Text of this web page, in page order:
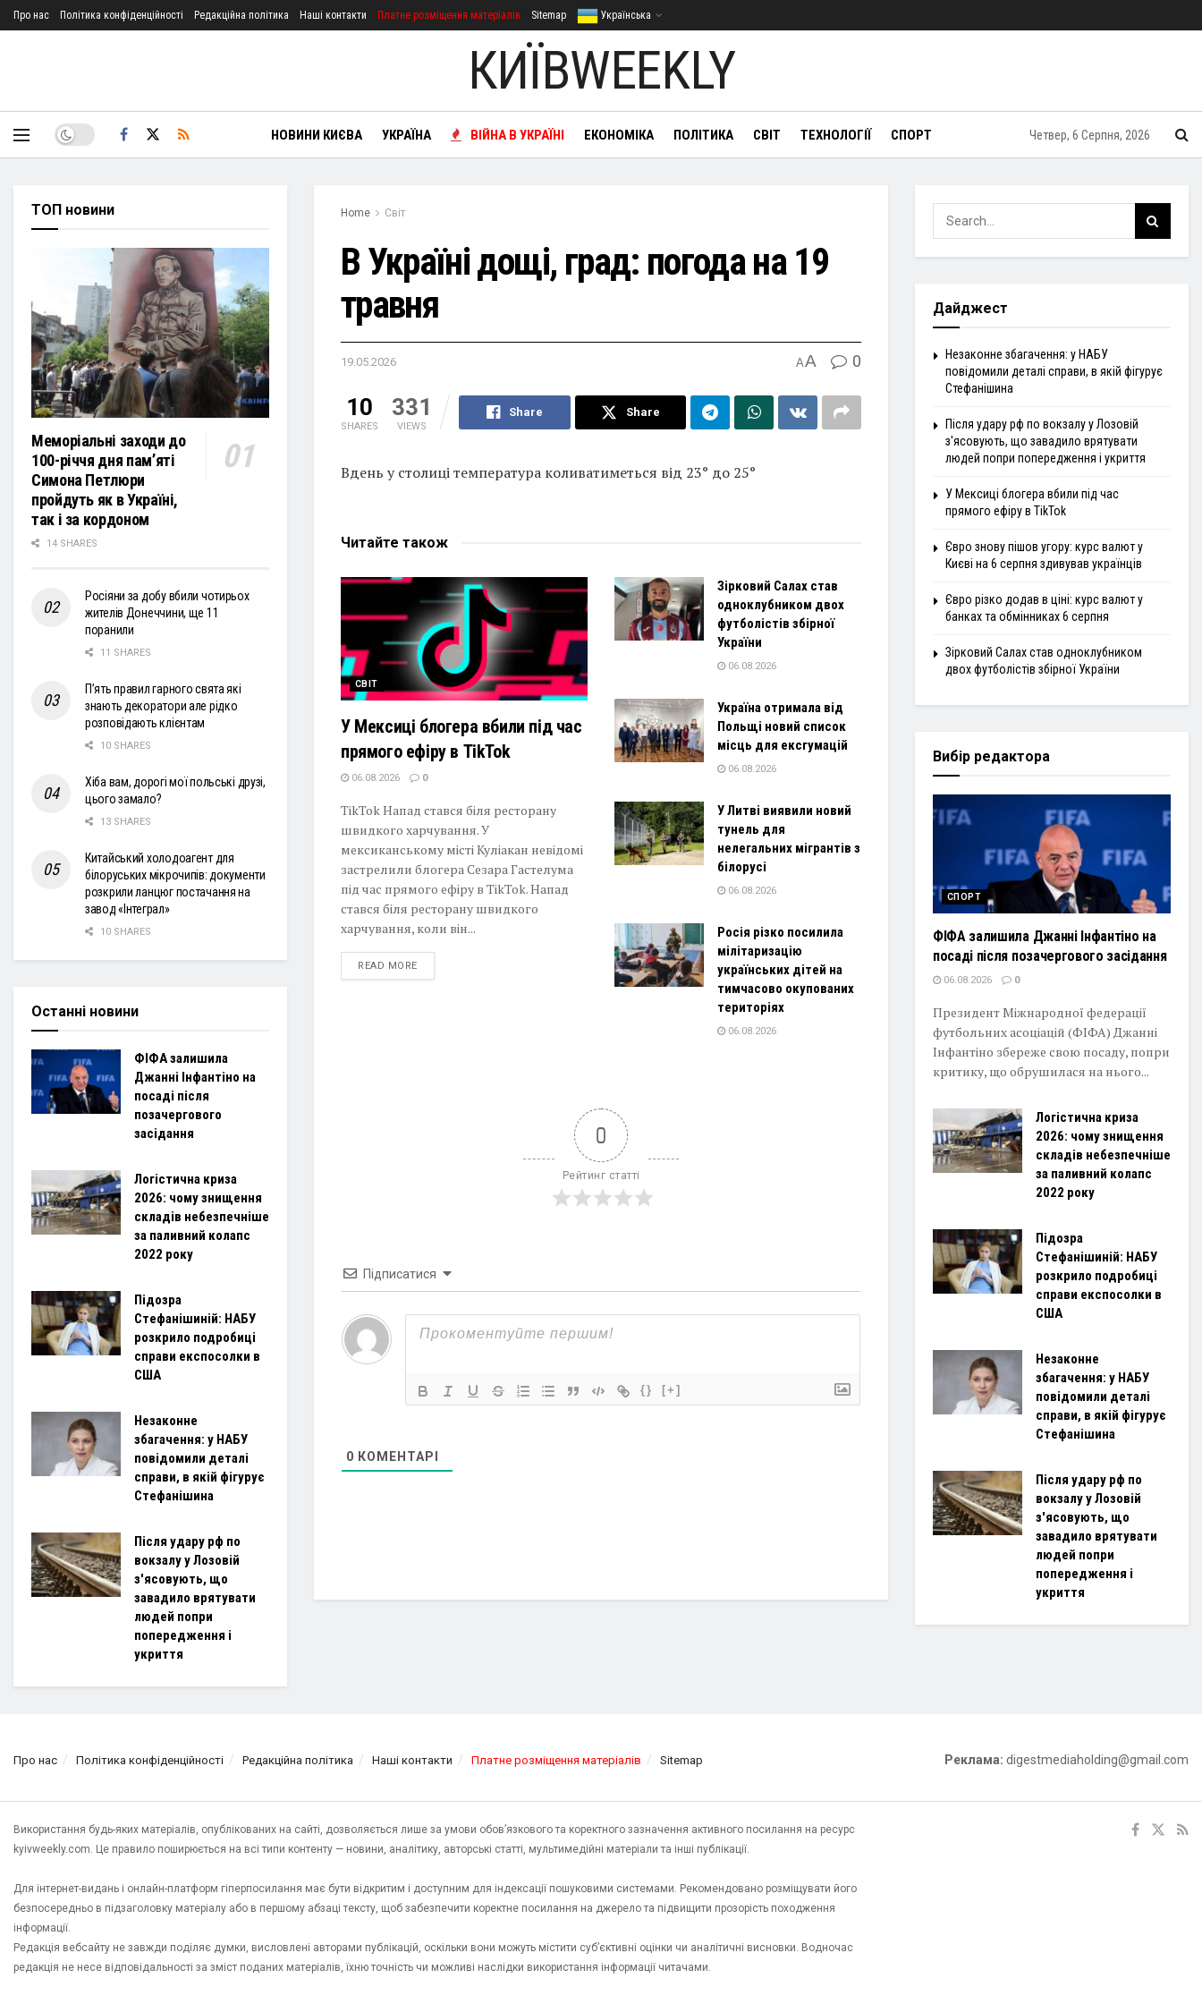
Про нас Політика конфіденційності Редакційна політика Наші контакти Платне розміщення матеріалів Sitemap Українська
КИЇВWEEKLY
НОВИНИ КИЄВА УКРАЇНА ВІЙНА В УКРАЇНІ ЕКОНОМІКА ПОЛІТИКА СВІТ ТЕХНОЛОГІЇ СПОРТ Четвер, 6 Серпня, 2026
Home Світ
В Україні дощі, град: погода на 19
травня
19.05.2026 AA 0
10
SHARES
331
VIEWS
Share Share
Вдень у столиці температура коливатиметься від 23° до 25°
Читайте також
СВІТ
У Мексиці блогера вбили під час
прямого ефіру в TikTok
06.08.2026 0
TikTok Напад стався біля ресторану
швидкого харчування. У
мексиканському місті Куліакан невідомі
застрелили блогера Сезара Гастелума
під час прямого ефіру в TikTok. Напад
стався біля ресторану швидкого
харчування, коли він...
READ MOREDETAILS
Зірковий Салах став
одноклубником двох
футболістів збірної
України
06.08.2026
Україна отримала від
Польщі новий список
місць для ексгумацій
06.08.2026
У Литві виявили новий
тунель для
нелегальних мігрантів з
білорусі
06.08.2026
Росія різко посилила
мілітаризацію
українських дітей на
тимчасово окупованих
територіях
06.08.2026
0
Рейтинг статті
Підписатися
{} [+]
0 КОМЕНТАРІ
ТОП новини
Меморіальні заходи до
100-річчя дня пам’яті
Симона Петлюри
пройдуть як в Україні,
так і за кордоном
14 SHARES
Росіяни за добу вбили чотирьох
жителів Донеччини, ще 11
поранили
11 SHARES
П’ять правил гарного свята які
знають декоратори але рідко
розповідають клієнтам
10 SHARES
Хіба вам, дорогі мої польські друзі,
цього замало?
13 SHARES
Китайський холодоагент для
білоруських мікрочипів: документи
розкрили ланцюг постачання на
завод «Інтеграл»
10 SHARES
Останні новини
ФІФА залишила
Джанні Інфантіно на
посаді після
позачергового
засідання
Логістична криза
2026: чому знищення
складів небезпечніше
за паливний колапс
2022 року
Підозра
Стефанішиній: НАБУ
розкрило подробиці
справи експосолки в
США
Незаконне
збагачення: у НАБУ
повідомили деталі
справи, в якій фігурує
Стефанішина
Після удару рф по
вокзалу у Лозовій
з'ясовують, що
завадило врятувати
людей попри
попередження і
укриття
Дайджест
Незаконне збагачення: у НАБУ
повідомили деталі справи, в якій фігурує
Стефанішина
Після удару рф по вокзалу у Лозовій
з'ясовують, що завадило врятувати
людей попри попередження і укриття
У Мексиці блогера вбили під час
прямого ефіру в TikTok
Євро знову пішов угору: курс валют у
Києві на 6 серпня здивував українців
Євро різко додав в ціні: курс валют у
банках та обмінниках 6 серпня
Зірковий Салах став одноклубником
двох футболістів збірної України
Вибір редактора
СПОРТ
ФІФА залишила Джанні Інфантіно на
посаді після позачергового засідання
06.08.2026 0
Президент Міжнародної федерації
футбольних асоціацій (ФІФА) Джанні
Інфантіно збереже свою посаду, попри
критику, що обрушилася на нього...
Логістична криза
2026: чому знищення
складів небезпечніше
за паливний колапс
2022 року
Підозра
Стефанішиній: НАБУ
розкрило подробиці
справи експосолки в
США
Незаконне
збагачення: у НАБУ
повідомили деталі
справи, в якій фігурує
Стефанішина
Після удару рф по
вокзалу у Лозовій
з'ясовують, що
завадило врятувати
людей попри
попередження і
укриття
Про нас Політика конфіденційності Редакційна політика Наші контакти Платне розміщення матеріалів Sitemap Реклама: digestmediaholding@gmail.com
Використання будь-яких матеріалів, опублікованих на сайті, дозволяється лише за умови обов’язкового та коректного зазначення активного посилання на ресурс
kyivweekly.com. Це правило поширюється на всі типи контенту — новини, аналітику, авторські статті, мультимедійні матеріали та інші публікації.
Для інтернет-видань і онлайн-платформ гіперпосилання має бути відкритим і доступним для індексації пошуковими системами. Рекомендовано розміщувати його
безпосередньо в підзаголовку матеріалу або в першому абзаці тексту, щоб забезпечити коректне посилання на джерело та підвищити прозорість походження
інформації.
Редакція вебсайту не завжди поділяє думки, висловлені авторами публікацій, оскільки вони можуть містити суб’єктивні оцінки чи аналітичні висновки. Водночас
редакція не несе відповідальності за зміст поданих матеріалів, їхню точність чи можливі наслідки використання інформації читачами.